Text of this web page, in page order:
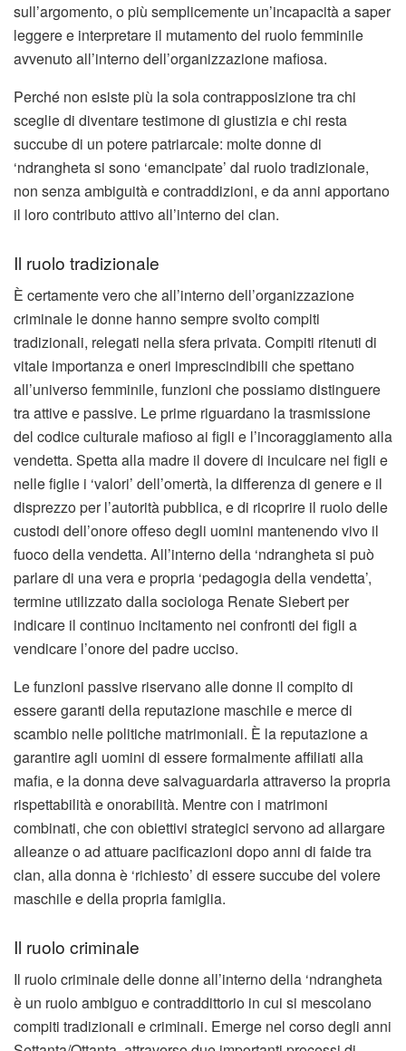
sull’argomento, o più semplicemente un’incapacità a saper
leggere e interpretare il mutamento del ruolo femminile
avvenuto all’interno dell’organizzazione mafiosa.
Perché non esiste più la sola contrapposizione tra chi
sceglie di diventare testimone di giustizia e chi resta
succube di un potere patriarcale: molte donne di
‘ndrangheta si sono ‘emancipate’ dal ruolo tradizionale,
non senza ambiguità e contraddizioni, e da anni apportano
il loro contributo attivo all’interno dei clan.
Il ruolo tradizionale
È certamente vero che all’interno dell’organizzazione
criminale le donne hanno sempre svolto compiti
tradizionali, relegati nella sfera privata. Compiti ritenuti di
vitale importanza e oneri imprescindibili che spettano
all’universo femminile, funzioni che possiamo distinguere
tra attive e passive. Le prime riguardano la trasmissione
del codice culturale mafioso ai figli e l’incoraggiamento alla
vendetta. Spetta alla madre il dovere di inculcare nei figli e
nelle figlie i ‘valori’ dell’omertà, la differenza di genere e il
disprezzo per l’autorità pubblica, e di ricoprire il ruolo delle
custodi dell’onore offeso degli uomini mantenendo vivo il
fuoco della vendetta. All’interno della ‘ndrangheta si può
parlare di una vera e propria ‘pedagogia della vendetta’,
termine utilizzato dalla sociologa Renate Siebert per
indicare il continuo incitamento nei confronti dei figli a
vendicare l’onore del padre ucciso.
Le funzioni passive riservano alle donne il compito di
essere garanti della reputazione maschile e merce di
scambio nelle politiche matrimoniali. È la reputazione a
garantire agli uomini di essere formalmente affiliati alla
mafia, e la donna deve salvaguardarla attraverso la propria
rispettabilità e onorabilità. Mentre con i matrimoni
combinati, che con obiettivi strategici servono ad allargare
alleanze o ad attuare pacificazioni dopo anni di faide tra
clan, alla donna è ‘richiesto’ di essere succube del volere
maschile e della propria famiglia.
Il ruolo criminale
Il ruolo criminale delle donne all’interno della ‘ndrangheta
è un ruolo ambiguo e contraddittorio in cui si mescolano
compiti tradizionali e criminali. Emerge nel corso degli anni